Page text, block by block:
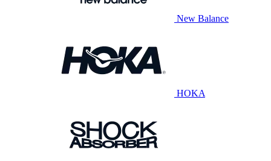
New Balance
HOKA